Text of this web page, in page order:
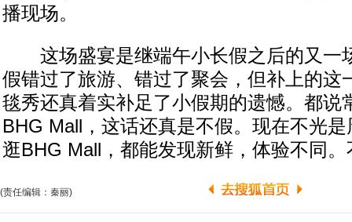
播现场。
这场盛宴是继端午小长假之后的又一
假错过了旅游、错过了聚会，但补上的这
毯秀还真着实补足了小假期的遗憾。都说
BHG Mall，这话还真是不假。现在不光
逛BHG Mall，都能发现新鲜，体验不同
(责任编辑：秦丽)